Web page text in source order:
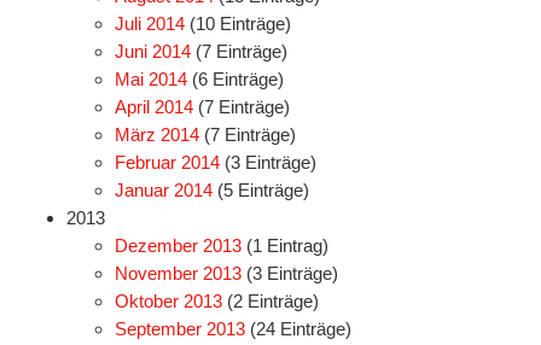
Juli 2014 (10 Einträge)
Juni 2014 (7 Einträge)
Mai 2014 (6 Einträge)
April 2014 (7 Einträge)
März 2014 (7 Einträge)
Februar 2014 (3 Einträge)
Januar 2014 (5 Einträge)
2013
Dezember 2013 (1 Eintrag)
November 2013 (3 Einträge)
Oktober 2013 (2 Einträge)
September 2013 (24 Einträge)